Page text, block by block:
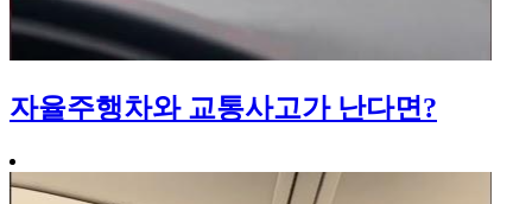
자율주행차와 교통사고가 난다면?